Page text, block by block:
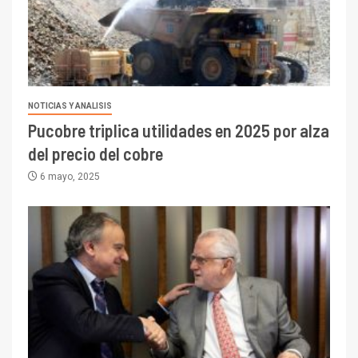
NOTICIAS Y ANALISIS
Pucobre triplica utilidades en 2025 por alza
del precio del cobre
6 mayo, 2025
I+D